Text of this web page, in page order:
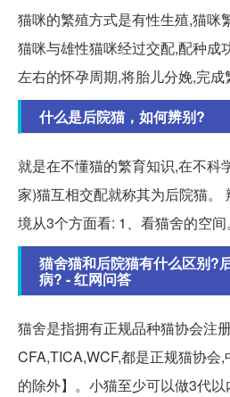
猫咪的繁殖方式是有性生殖,猫咪
猫咪与雄性猫咪经过交配,配种成
左右的怀孕周期,将胎儿分娩,完成
什么是后院猫，如何辨别?
就是在不懂猫的繁育知识,在不科
家)猫互相交配就称其为后院猫。
境从3个方面看: 1、看猫舍的空间
猫舍猫和后院猫有什么区别?
病? - 红网问答
猫舍是指拥有正规品种猫协会注
CFA,TICA,WCF,都是正规猫协会
的除外】。小猫至少可以做3代以